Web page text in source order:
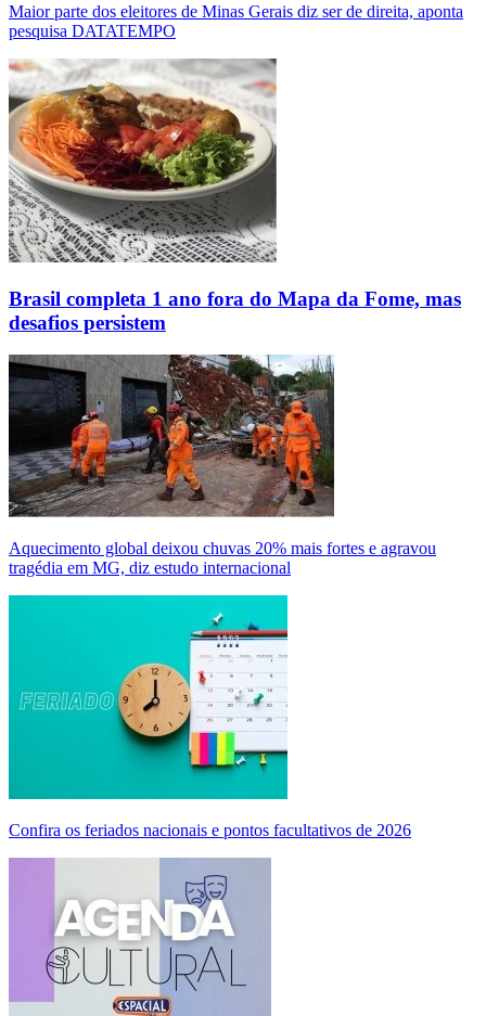
Maior parte dos eleitores de Minas Gerais diz ser de direita, aponta
pesquisa DATATEMPO
Brasil completa 1 ano fora do Mapa da Fome, mas
desafios persistem
Aquecimento global deixou chuvas 20% mais fortes e agravou
tragédia em MG, diz estudo internacional
Confira os feriados nacionais e pontos facultativos de 2026